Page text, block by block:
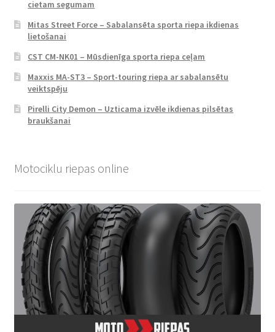
cietam segumam
Mitas Street Force – Sabalansēta sporta riepa ikdienas
lietošanai
CST CM-NK01 – Mūsdienīga sporta riepa ceļam
Maxxis MA-ST3 – Sport-touring riepa ar sabalansētu
veiktspēju
Pirelli City Demon – Uzticama izvēle ikdienas pilsētas
braukšanai
Motociklu riepas online